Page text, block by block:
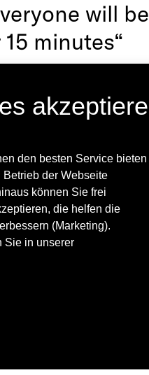
den besten Service bieten
Betrieb der Webseite
können Sie frei
die helfen die
(Marketing).
Sie in unserer
will be
minutes“
Press release
(opens in
5, 1040
1040 Vienna
17, 1040
since 2023
2023
lives and works in